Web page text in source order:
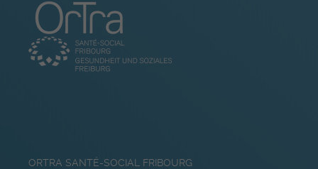
ORTRA SANTÉ-SOCIAL FRIBOURG